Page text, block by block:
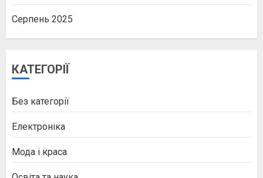
Серпень 2025
КАТЕГОРІЇ
Без категорії
Електроніка
Мода і краса